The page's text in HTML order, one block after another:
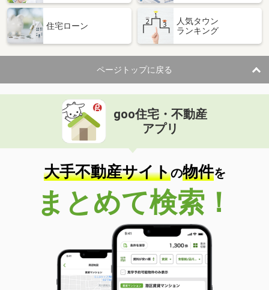
香川県坂出市旭町２丁目
住 所
香川県坂出市旭町２丁目
専有面積 23.61m²
間取り
1K
香川県高松市神在川窪町
価 格
住 所
香川県高松市神在川窪町
専有面積 23.18m²
間取り
1K
香川県善通寺市生野本町１丁目
価 格
5.10万円
香川県善通寺市生野本町１丁目
40.55m²
間取り
1LDK
香川県丸亀市柞原町
住宅ローン
人気タウン
ランキング
ページトップに戻る
goo住宅・不動産
アプリ
大手不動産サイトの物件を
まとめて検索！